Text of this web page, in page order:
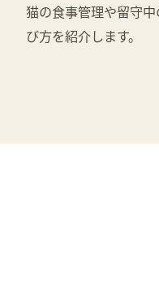
猫の食事管理や留守
び方を紹介します。